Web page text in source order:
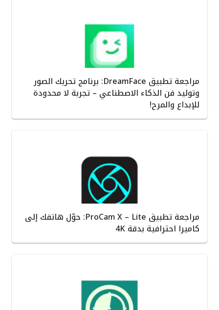
مراجعة تطبيق DreamFace: برنامج تحريك الصور
وتوليد فن الذكاء الاصطناعي – تجربة لا محدودة
للإبداع والمرح!
مراجعة تطبيق ProCam X – Lite: حوّل هاتفك إلى
كاميرا احترافية بدقة 4K